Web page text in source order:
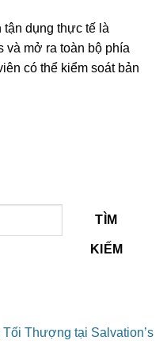
dụng thực tế là
và mở ra toàn bộ phía
có thể kiểm soát bản
TÌM
KIẾM
Thượng tại Salvation’s